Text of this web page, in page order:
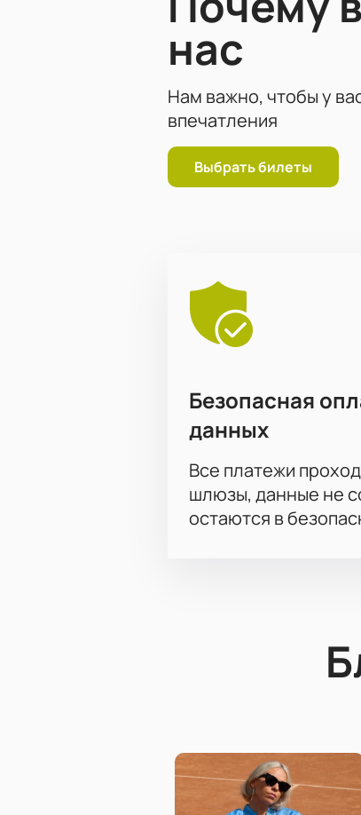
нас
Нам важно, чтобы у
впечатления
Выбрать билеты
Безопасная
данных
Все платежи
шлюзы, данные не
остаются в